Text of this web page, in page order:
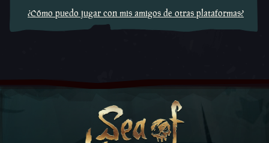
¿Cómo puedo jugar con mis amigos de otras plataformas?